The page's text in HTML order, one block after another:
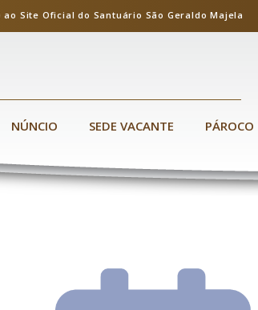
ao Site Oficial do Santuário São Geraldo
NÚNCIO SEDE VACANTE PÁROCO